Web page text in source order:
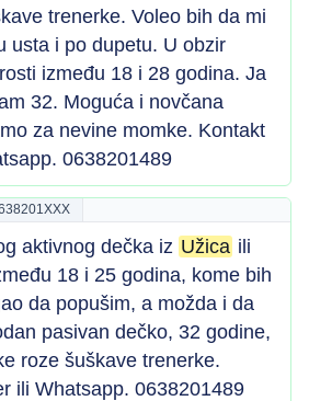
trenerke. Voleo bih da mi
usta i po dupetu. U obzir
između 18 i 28 godina. Ja
32. Moguća i novčana
za nevine momke. Kontakt
0638201489
aktivnog dečka iz Užica ili
18 i 25 godina, kome bih
da popušim, a možda i da
pasivan dečko, 32 godine,
roze šuškave trenerke.
ili Whatsapp. 0638201489